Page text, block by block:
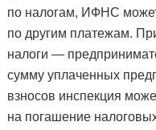
по налогам, ИФНС
по другим платежам.
налоги —
сумму уплаченных
взносов инспекция
на погашение